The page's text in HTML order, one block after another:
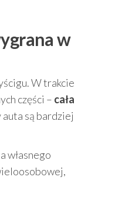
w
W trakcie
części – cała
są bardziej
własnego